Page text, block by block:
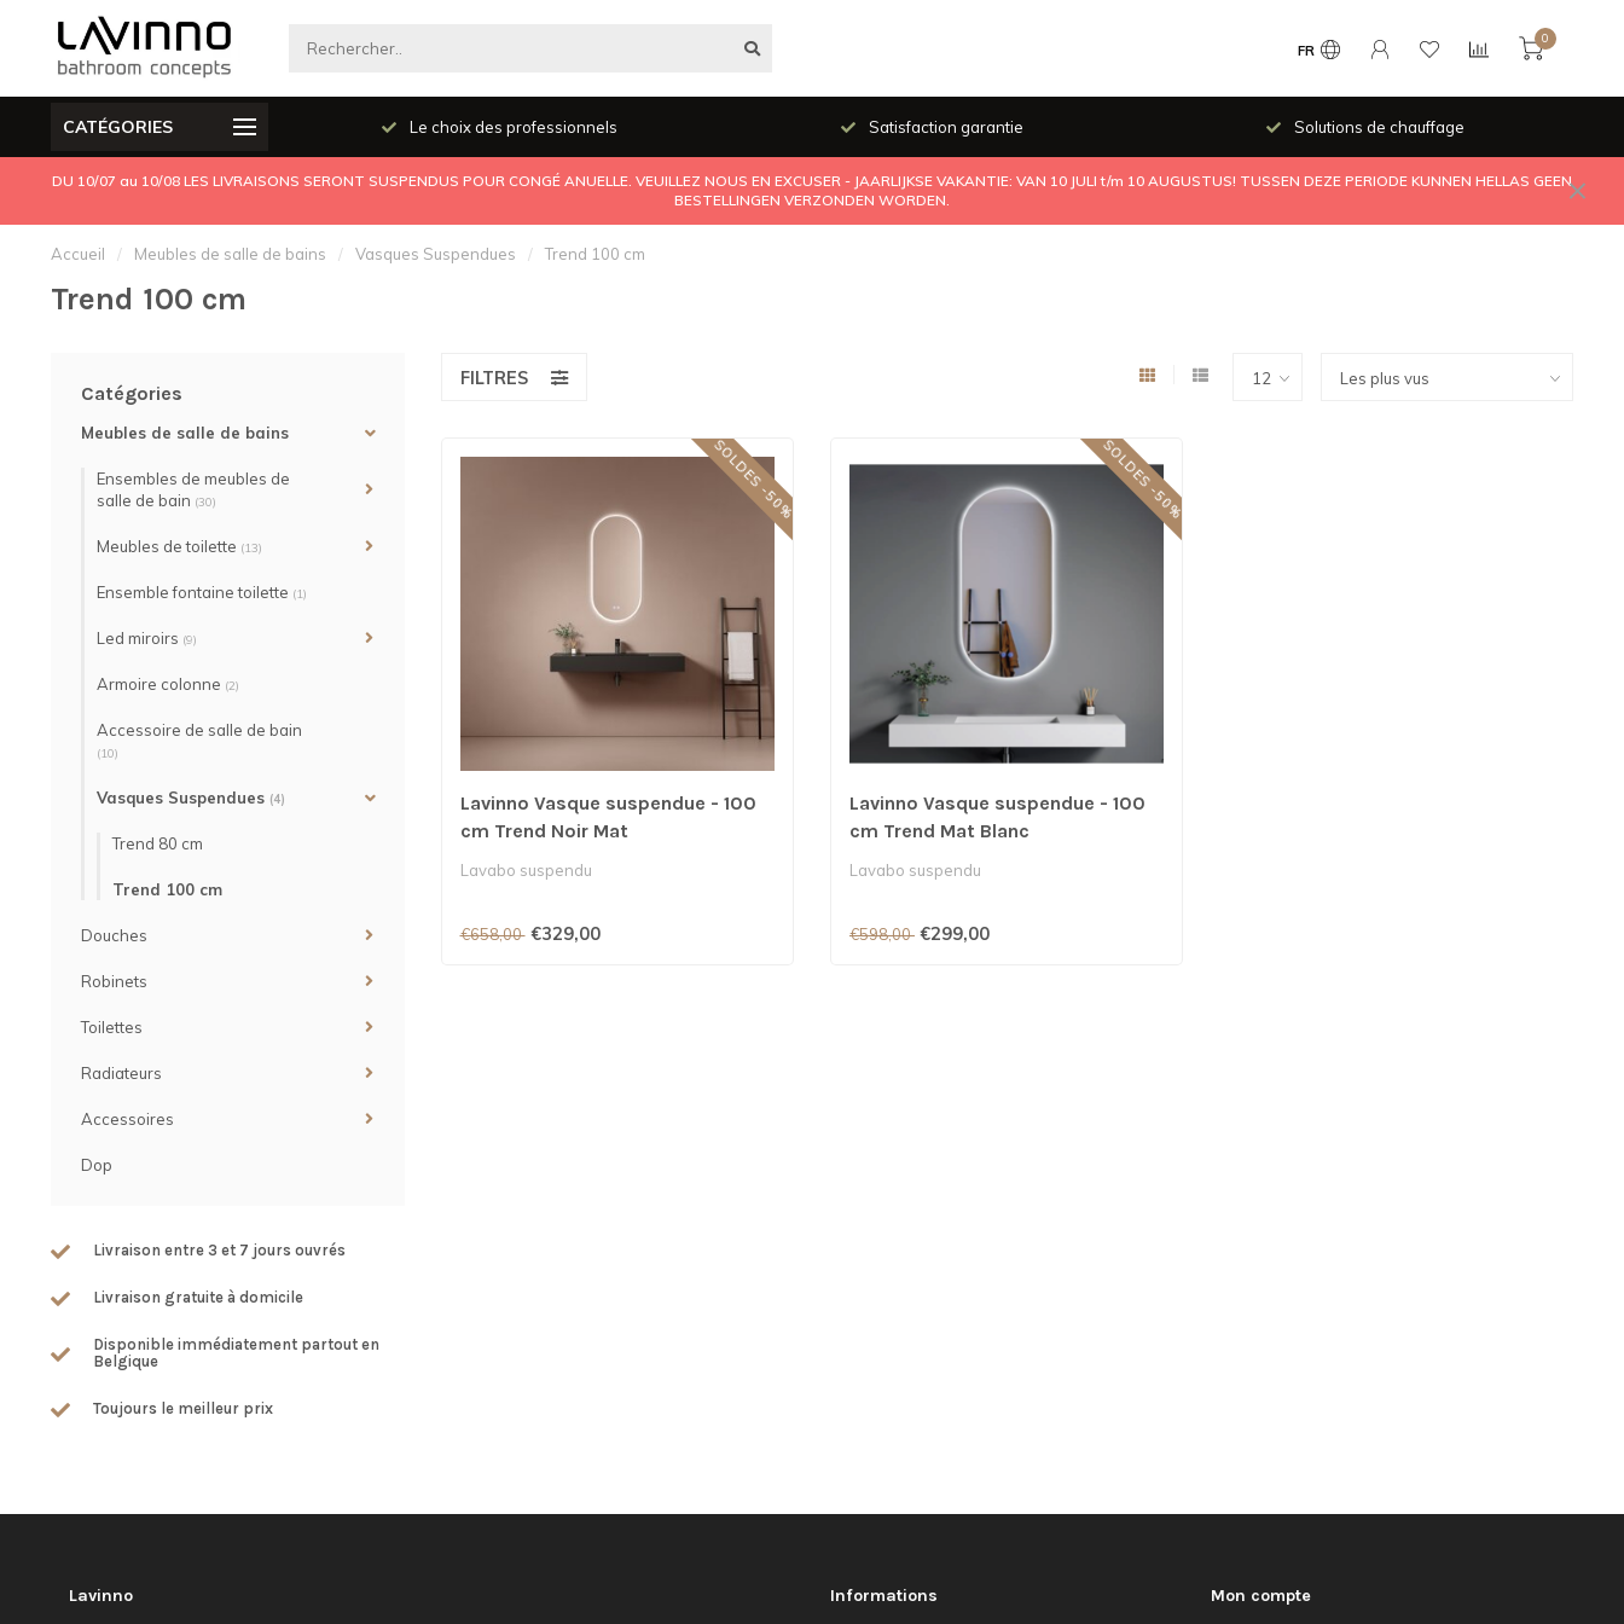
FR
0
CATÉGORIES
Produits de qualité Le choix des professionnels Satisfaction garantie Solutions de chauffage
DU 10/07 au 10/08 LES LIVRAISONS SERONT SUSPENDUS POUR CONGÉ ANUELLE. VEUILLEZ NOUS EN EXCUSER - JAARLIJKSE VAKANTIE: VAN 10 JULI t/m 10 AUGUSTUS! TUSSEN DEZE PERIODE KUNNEN HELLAS GEEN
BESTELLINGEN VERZONDEN WORDEN.
Accueil / Meubles de salle de bains / Vasques Suspendues / Trend 100 cm
Trend 100 cm
Catégories
Meubles de salle de bains
Ensembles de meubles de
salle de bain (30)
Meubles de toilette (13)
Ensemble fontaine toilette (1)
Led miroirs (9)
Armoire colonne (2)
Accessoire de salle de bain
(10)
Vasques Suspendues (4)
Trend 80 cm
Trend 100 cm
Douches
Robinets
Toilettes
Radiateurs
Accessoires
Dop
Livraison entre 3 et 7 jours ouvrés
Livraison gratuite à domicile
Disponible immédiatement partout en
Belgique
Toujours le meilleur prix
FILTRES
SOLDES -50%
Lavinno Vasque suspendue - 100
cm Trend Noir Mat
Lavabo suspendu
€658,00 €329,00
SOLDES -50%
Lavinno Vasque suspendue - 100
cm Trend Mat Blanc
Lavabo suspendu
€598,00 €299,00
Lavinno Informations Mon compte